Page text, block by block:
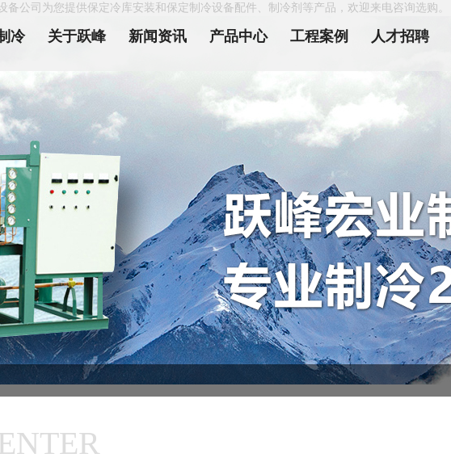
备公司为您提供保定冷库安装和保定制冷设备配件、制冷剂等产品，欢迎来电咨询选购。
冷 关于跃峰 新闻资讯 产品中心 工程案例 人才招聘